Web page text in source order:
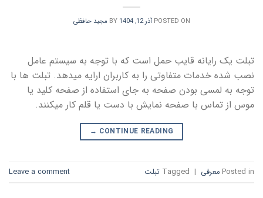
POSTED ON آذر 12, 1404 BY مجید حافظی
تبلت یک رایانه قایب حمل است که با توجه به سیستم عامل
نصب شده خدمات متفاوتی را به کاربران ارایه میدهد. تبلت ها با
توجه به لمسی بودن صفحه به جای استفاده از صفحه کلید یا
موس از تماس با صفحه نمایش با دست یا قلم کار میکنند.
CONTINUE READING
→
Posted in معرفی |
Tagged تبلت Leave a comment